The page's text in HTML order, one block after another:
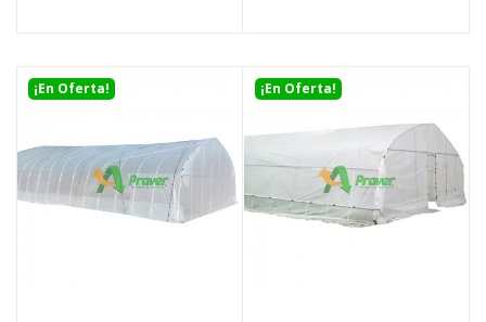
¡En Oferta! ¡En Oferta!